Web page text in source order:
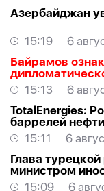
Азербайджан
15:19
6
Байрамов
15:13
6
TotalEnergies:
баррелей
15:11
6
Глава
министром
15:09
6